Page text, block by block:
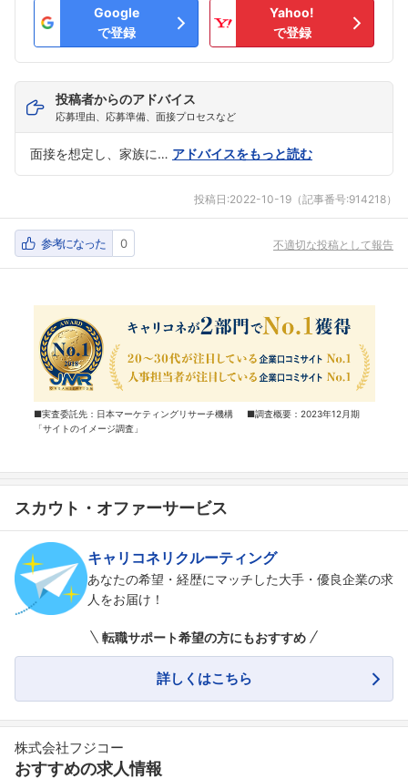
Google
で登録
Yahoo!
で登録
投稿者からのアドバイス
応募理由、応募準備、面接プロセスなど
面接を想定し、家族に… アドバイスをもっと読む
投稿日:2022-10-19 （記事番号:914218）
参考になった 0 不適切な投稿として報告
■実査委託先：日本マーケティングリサーチ機構 ■調査概要：2023年12月期
「サイトのイメージ調査」
スカウト・オファーサービス
キャリコネリクルーティング
あなたの希望・経歴にマッチした大手・優良企業の求
人をお届け！
転職サポート希望の方にもおすすめ
詳しくはこちら
株式会社フジコー
おすすめの求人情報